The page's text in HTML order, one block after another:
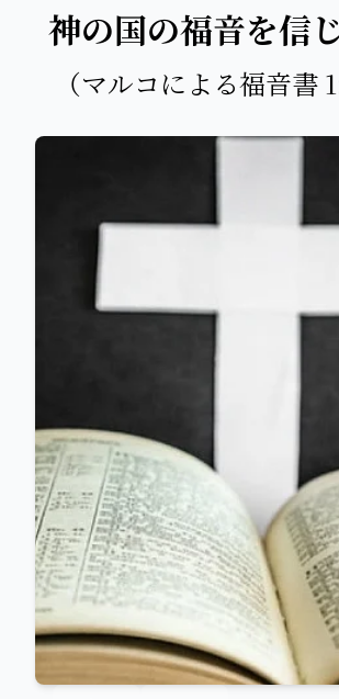
神の国の福音を信
（マルコによる福音書